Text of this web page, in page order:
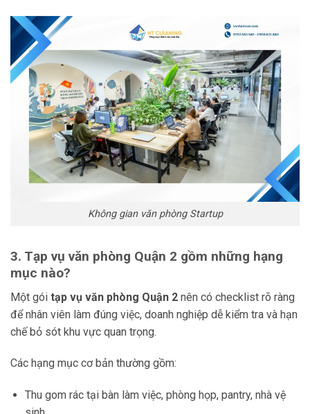
Không gian văn phòng Startup
3. Tạp vụ văn phòng Quận 2 gồm những hạng
mục nào?
Một gói tạp vụ văn phòng Quận 2 nên có checklist rõ ràng
để nhân viên làm đúng việc, doanh nghiệp dễ kiểm tra và hạn
chế bỏ sót khu vực quan trọng.
Các hạng mục cơ bản thường gồm:
Thu gom rác tại bàn làm việc, phòng họp, pantry, nhà vệ